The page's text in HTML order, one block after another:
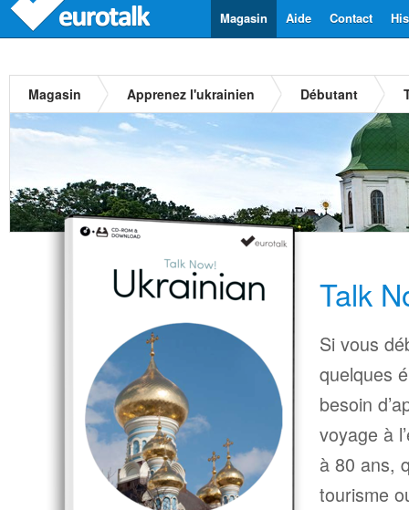
Contact
Aide
Magasin
Magasin Apprenez l'ukrainien Débutant
Talk
Si vous
quelques
besoin
voyage à
à 80 ans,
tourisme